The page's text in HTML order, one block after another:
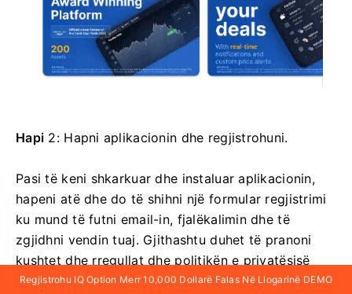
Hapi 2: Hapni aplikacionin dhe regjistrohuni.
Pasi të keni shkarkuar dhe instaluar aplikacionin,
hapeni atë dhe do të shihni një formular regjistrimi
ku mund të futni email-in, fjalëkalimin dhe të
zgjidhni vendin tuaj. Gjithashtu duhet të pranoni
kushtet dhe rregullat dhe politikën e privatësisë
duke kontrolluar kutinë. Përndryshe, mund të
Regjistrohu IQ Option Merr 10,000 Dollarë Falas Në Llogarinë DEMO